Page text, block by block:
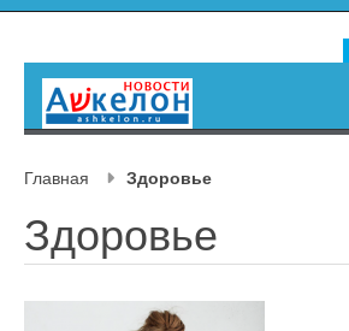
Главная Здоровье
Здоровье